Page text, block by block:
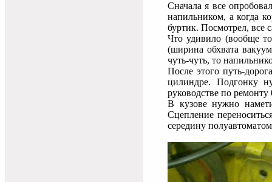
Сначала я все
напильником, а когда
буртик. Посмотрел, все
Что удивило (вообще
(ширина обхвата
чуть-чуть, то
После этого путь-
цилиндре. Подгонку
руководстве по
В кузове нужно
Сцепление
середину